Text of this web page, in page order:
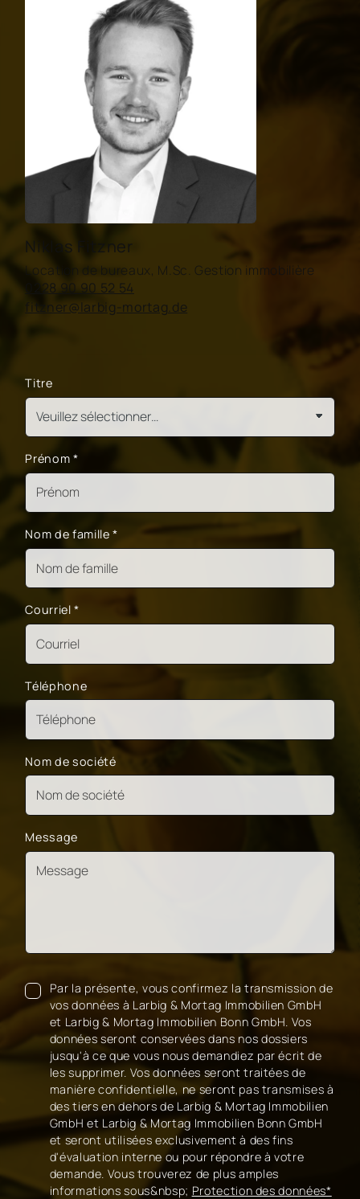
Niklas Fitzner
Location de bureaux, M.Sc. Gestion immobilière
0228 90 90 52 54
fitzner@larbig-mortag.de
Titre
Prénom *
Nom de famille*
Courriel*
Téléphone
Nom de société
Message
Par la présente, vous confirmez la transmission de
vos données à Larbig & Mortag Immobilien GmbH
et Larbig & Mortag Immobilien Bonn GmbH. Vos
données seront conservées dans nos dossiers
jusqu'à ce que vous nous demandiez par écrit de
les supprimer. Vos données seront traitées de
manière confidentielle, ne seront pas transmises à
des tiers en dehors de Larbig & Mortag Immobilien
GmbH et Larbig & Mortag Immobilien Bonn GmbH
et seront utilisées exclusivement à des fins
d'évaluation interne ou pour répondre à votre
demande. Vous trouverez de plus amples
informations sous&nbsp; Protection des données*